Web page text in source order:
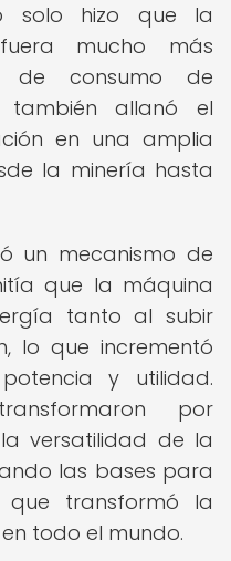
solo hizo que la
mucho más
de consumo de
también allanó el
en una amplia
la minería hasta
un mecanismo de
que la máquina
tanto al subir
lo que incrementó
y utilidad.
por
versatilidad de la
las bases para
que transformó la
todo el mundo.